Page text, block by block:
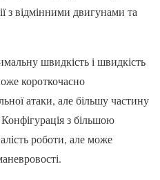
з відмінними двигунами та
швидкість і швидкість
короткочасно
атаки, але більшу частину
з більшою
роботи, але може